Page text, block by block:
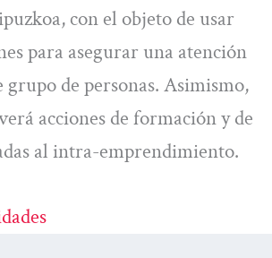
con el objeto de usar
para asegurar una atención
grupo de personas. Asimismo,
acciones de formación y de
al intra-emprendimiento.